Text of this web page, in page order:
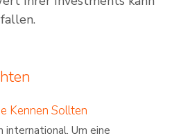
Kennen Sollten
international. Um eine